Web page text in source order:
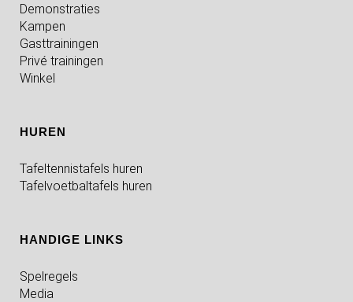
Demonstraties
Kampen
Gasttrainingen
Privé trainingen
Winkel
HUREN
Tafeltennistafels huren
Tafelvoetbaltafels huren
HANDIGE LINKS
Spelregels
Media